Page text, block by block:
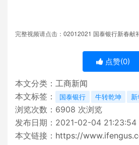
完整视频请点击： 02012021 国泰银行新春献
点赞(0)
本文分类： 工商新闻
本文标签：
国泰银行 牛转乾坤
浏览次数： 6908 次浏览
发布日期：2021-02-04 21:23:54
本文链接： https://